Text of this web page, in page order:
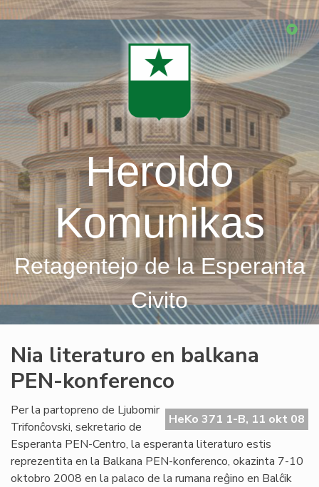
Skip
Heroldo
Komunikas
Retagentejo de la Esperanta
Civito
Nia literaturo en balkana
PEN-konferenco
HeKo 371 1-B, 11 okt 08
Per la partopreno de Ljubomir
Trifonĉovski, sekretario de
Esperanta PEN-Centro, la esperanta literaturo estis
reprezentita en la Balkana PEN-konferenco, okazinta 7-10
oktobro 2008 en la palaco de la rumana reĝino en Balĉik